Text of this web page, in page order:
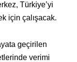
Türkiye’yi
için çalışacak.
geçirilen
verimi